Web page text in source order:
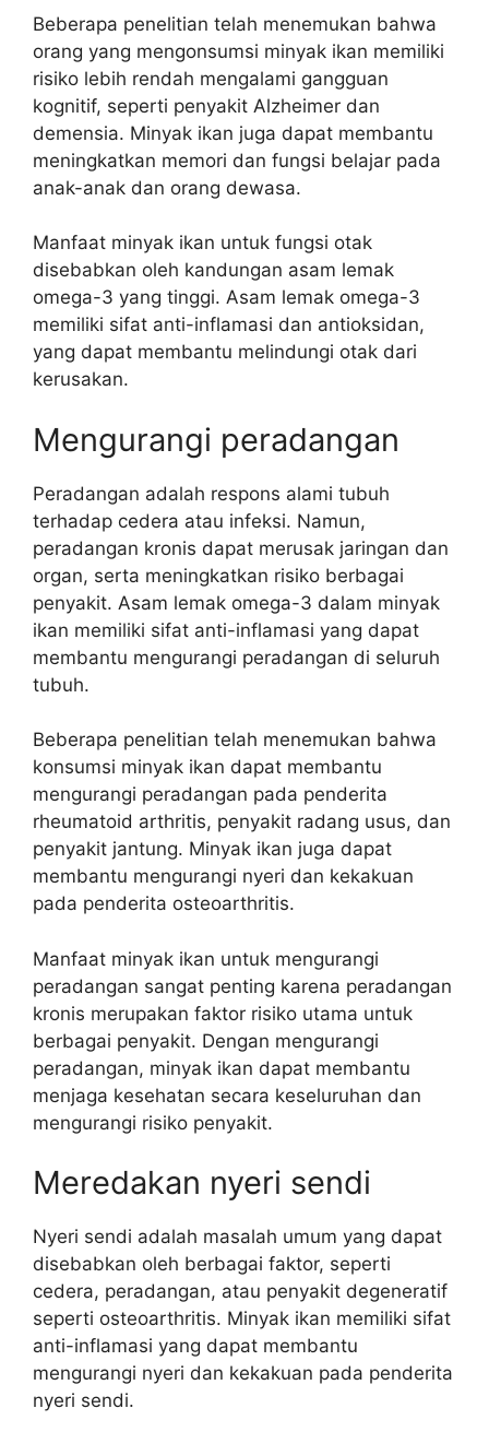
Beberapa penelitian telah menemukan bahwa
orang yang mengonsumsi minyak ikan memiliki
risiko lebih rendah mengalami gangguan
kognitif, seperti penyakit Alzheimer dan
demensia. Minyak ikan juga dapat membantu
meningkatkan memori dan fungsi belajar pada
anak-anak dan orang dewasa.
Manfaat minyak ikan untuk fungsi otak
disebabkan oleh kandungan asam lemak
omega-3 yang tinggi. Asam lemak omega-3
memiliki sifat anti-inflamasi dan antioksidan,
yang dapat membantu melindungi otak dari
kerusakan.
Mengurangi peradangan
Peradangan adalah respons alami tubuh
terhadap cedera atau infeksi. Namun,
peradangan kronis dapat merusak jaringan dan
organ, serta meningkatkan risiko berbagai
penyakit. Asam lemak omega-3 dalam minyak
ikan memiliki sifat anti-inflamasi yang dapat
membantu mengurangi peradangan di seluruh
tubuh.
Beberapa penelitian telah menemukan bahwa
konsumsi minyak ikan dapat membantu
mengurangi peradangan pada penderita
rheumatoid arthritis, penyakit radang usus, dan
penyakit jantung. Minyak ikan juga dapat
membantu mengurangi nyeri dan kekakuan
pada penderita osteoarthritis.
Manfaat minyak ikan untuk mengurangi
peradangan sangat penting karena peradangan
kronis merupakan faktor risiko utama untuk
berbagai penyakit. Dengan mengurangi
peradangan, minyak ikan dapat membantu
menjaga kesehatan secara keseluruhan dan
mengurangi risiko penyakit.
Meredakan nyeri sendi
Nyeri sendi adalah masalah umum yang dapat
disebabkan oleh berbagai faktor, seperti
cedera, peradangan, atau penyakit degeneratif
seperti osteoarthritis. Minyak ikan memiliki sifat
anti-inflamasi yang dapat membantu
mengurangi nyeri dan kekakuan pada penderita
nyeri sendi.